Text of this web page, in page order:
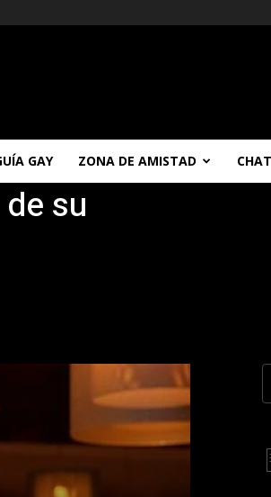
GAY ZONA DE AMISTAD CHAT
su